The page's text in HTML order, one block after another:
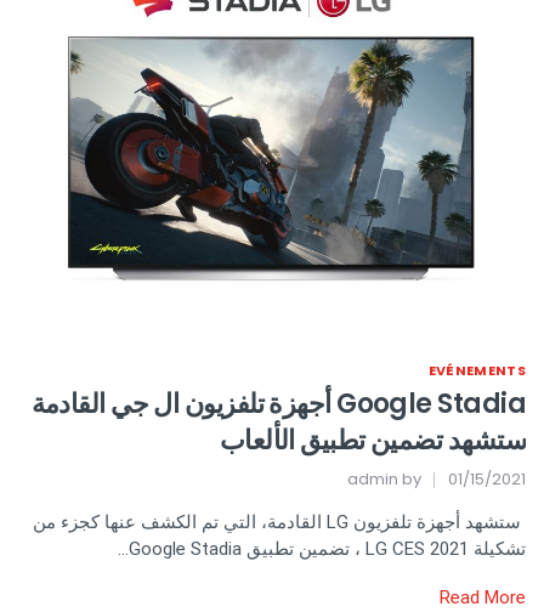
EVÉNEMENTS
Google Stadia أجهزة تلفزيون ال جي القادمة
ستشهد تضمين تطبيق الألعاب
01/15/2021
admin
ستشهد أجهزة تلفزيون LG القادمة، التي تم الكشف عنها كجزء من
تشكيلة LG CES 2021 ، تضمين تطبيق Google Stadia…
Read More